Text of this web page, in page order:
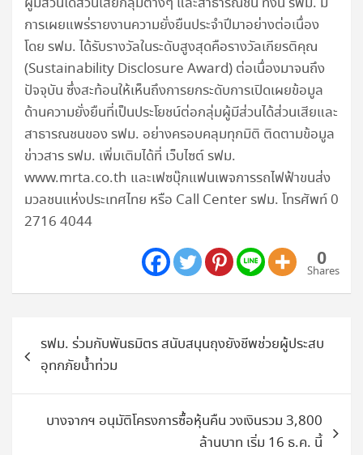
การเผยแพร่รายงานความยั่งยืนประจำปีมาอย่างต่อเนื่อง
โดย รฟม. ได้รับรางวัลในระดับสูงสุดคือรางวัลเกียรติคุณ
(Sustainability Disclosure Award) ต่อเนื่องมาจนถึง
ปัจจุบัน ซึ่งสะท้อนให้เห็นถึงการยกระดับการเปิดเผยข้อมูล
ด้านความยั่งยืนที่เป็นประโยชน์ต่อกลุ่มผู้มีส่วนได้ส่วนเสียและ
สาธารณชนของ รฟม. อย่างครอบคลุมทุกมิติ ติดตามข้อมูล
ข่าวสาร รฟม. เพิ่มเติมได้ที่ เว็บไซต์ รฟม.
www.mrta.co.th และเฟซบุ๊กแฟนเพจการรถไฟฟ้าขนส่ง
มวลชนแห่งประเทศไทย หรือ Call Center รฟม. โทรศัพท์ 0
2716 4044
0
Shares
แนะแนว
เรื่องรฟม. ร่วมกับพันธมิตร สนับสนุนถุงยังชีพช่วยผู้ประสบ
อุทกภัยน้ำท่วม
บางจากฯ อนุมัติโครงการซื้อหุ้นคืน วงเงินรวม 3,800
ล้านบาท เริ่ม 16 ธ.ค. นี้